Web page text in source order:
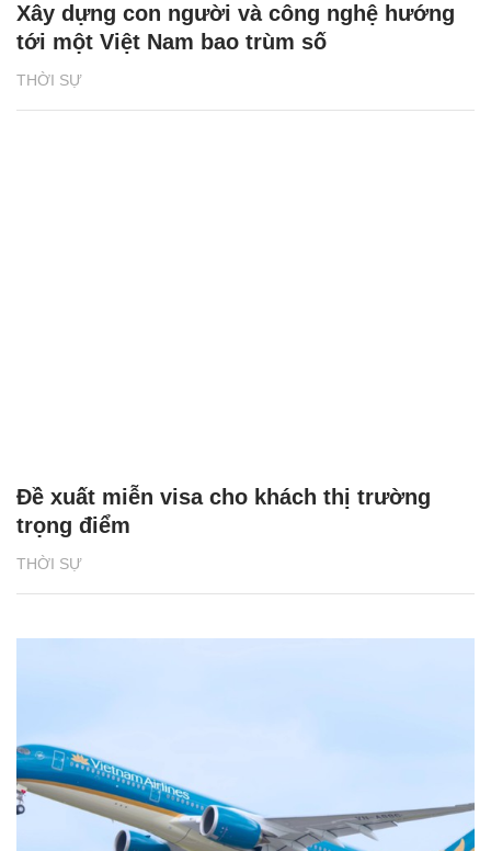
THỜI SỰ
Xây dựng con người và công nghệ hướng
tới một Việt Nam bao trùm số
THỜI SỰ
Đề xuất miễn visa cho khách thị trường
trọng điểm